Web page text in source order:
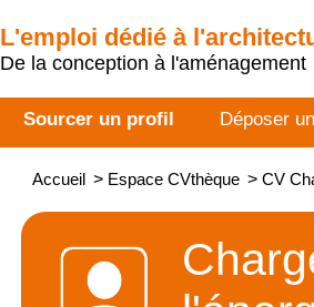
L'emploi dédié à
De la conception à l'aménagement
Sourcer un profil Déposer
Accueil > Espace CVthèque > CV